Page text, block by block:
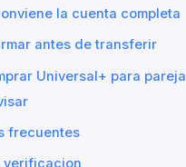
la cuenta completa
antes de transferir
Universal+ para pareja
frecuentes
verificacion